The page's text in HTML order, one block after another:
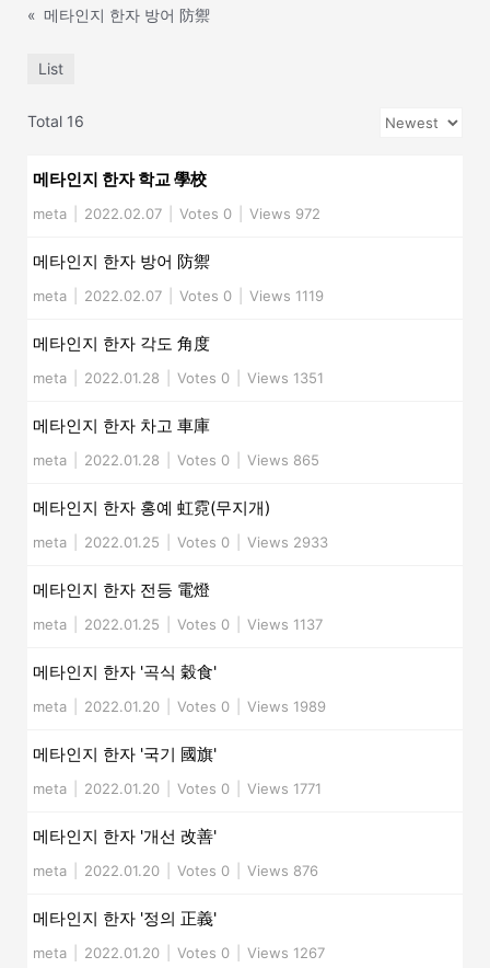
« 메타인지 한자 방어 防禦
List
Total 16
메타인지 한자 학교 學校
meta 2022.02.07 Votes 0 Views 972
메타인지 한자 방어 防禦
meta 2022.02.07 Votes 0 Views 1119
메타인지 한자 각도 角度
meta 2022.01.28 Votes 0 Views 1351
메타인지 한자 차고 車庫
meta 2022.01.28 Votes 0 Views 865
메타인지 한자 홍예 虹霓(무지개)
meta 2022.01.25 Votes 0 Views 2933
메타인지 한자 전등 電燈
meta 2022.01.25 Votes 0 Views 1137
메타인지 한자 '곡식 穀食'
meta 2022.01.20 Votes 0 Views 1989
메타인지 한자 '국기 國旗'
meta 2022.01.20 Votes 0 Views 1771
메타인지 한자 '개선 改善'
meta 2022.01.20 Votes 0 Views 876
메타인지 한자 '정의 正義'
meta 2022.01.20 Votes 0 Views 1267